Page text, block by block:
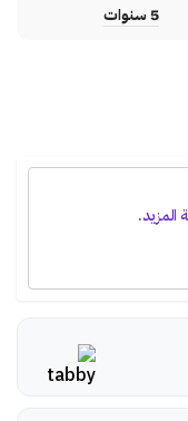
5 سنوات